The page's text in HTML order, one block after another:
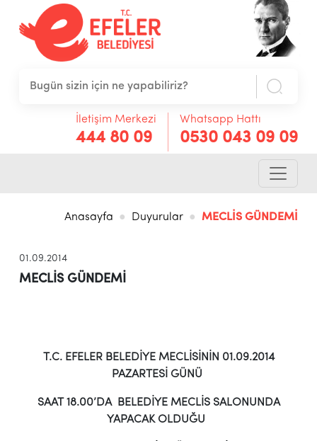
İletişim Merkezi
444 80 09
Whatsapp Hattı
0530 043 09 09
Anasayfa Duyurular MECLİS GÜNDEMİ
01.09.2014
MECLİS GÜNDEMİ
T.C. EFELER BELEDİYE MECLİSİNİN 01.09.2014
PAZARTESİ GÜNÜ
SAAT 18.00’DA BELEDİYE MECLİS SALONUNDA
YAPACAK OLDUĞU